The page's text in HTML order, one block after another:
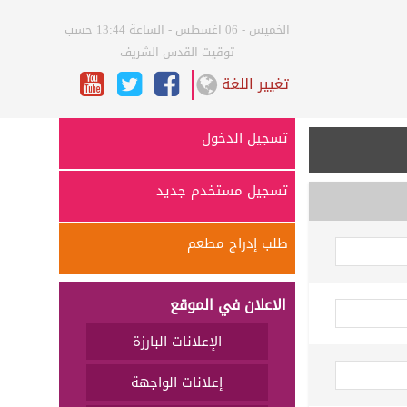
الخميس - 06 اغسطس - الساعة 13:44 حسب
توقيت القدس الشريف
تغيير اللغة
تسجيل الدخول
تسجيل مستخدم جديد
طلب إدراج مطعم
الاعلان في الموقع
الإعلانات البارزة
إعلانات الواجهة